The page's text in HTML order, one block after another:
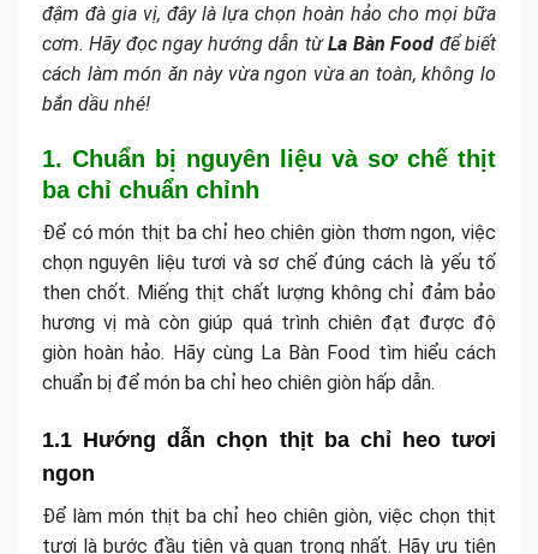
đậm đà gia vị, đây là lựa chọn hoàn hảo cho mọi bữa
cơm. Hãy đọc ngay hướng dẫn từLa Bàn Food để biết
cách làm món ăn này vừa ngon vừa an toàn, không lo
bắn dầu nhé!
1. Chuẩn bị nguyên liệu và sơ chế thịt
ba chỉ chuẩn chỉnh
Để có món thịt ba chỉ heo chiên giòn thơm ngon, việc
chọn nguyên liệu tươi và sơ chế đúng cách là yếu tố
then chốt. Miếng thịt chất lượng không chỉ đảm bảo
hương vị mà còn giúp quá trình chiên đạt được độ
giòn hoàn hảo. Hãy cùng La Bàn Food tìm hiểu cách
chuẩn bị để món ba chỉ heo chiên giòn hấp dẫn.
1.1 Hướng dẫn chọn thịt ba chỉ heo tươi
ngon
Để làm món thịt ba chỉ heo chiên giòn, việc chọn thịt
tươi là bước đầu tiên và quan trọng nhất. Hãy ưu tiên